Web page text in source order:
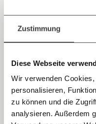
Zustimmung
Diese Webseite
Wir verwenden
personalisieren,
zu können und die
analysieren. Außerdem
Jetzt
einfach
teilen.
E-Mail
Europakarte des
Viele Länder konnten
in Österreich hingegen
man anCO2-Steuern
jüngst in einer
Dringlichkeit sei"ein
notwendig".
Was soll das